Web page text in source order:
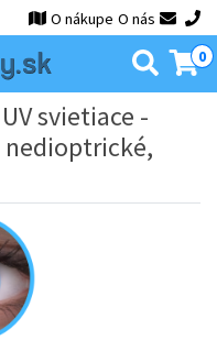
O nákupe O nás
0
svietiace -
nedioptrické,